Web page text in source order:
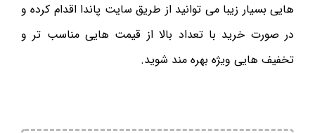
هایی بسیار زیبا می توانید از طریق سایت پاندا اقدام کرده و
در صورت خرید با تعداد بالا از قیمت هایی مناسب تر و
تخفیف هایی ویژه بهره مند شوید.